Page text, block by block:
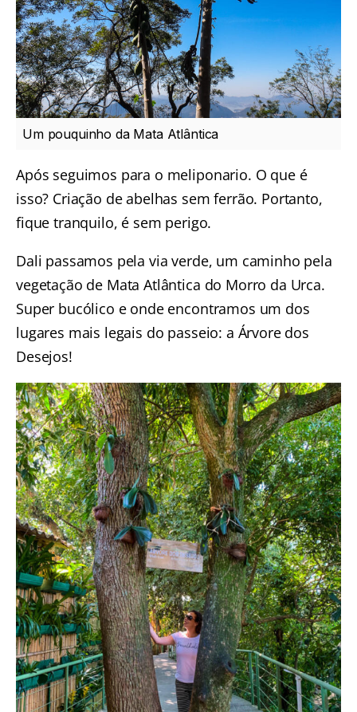
Um pouquinho da Mata Atlântica
Após seguimos para o meliponario. O que é
isso? Criação de abelhas sem ferrão. Portanto,
fique tranquilo, é sem perigo.
Dali passamos pela via verde, um caminho pela
vegetação de Mata Atlântica do Morro da Urca.
Super bucólico e onde encontramos um dos
lugares mais legais do passeio: a Árvore dos
Desejos!